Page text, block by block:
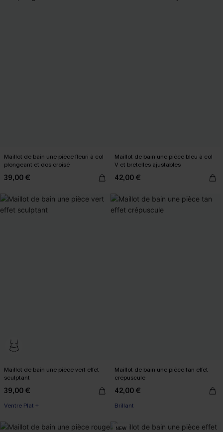
Maillot de bain une pièce fleuri à col
plongeant et dos croisé
39,00 €
Maillot de bain une pièce bleu à col
V et bretelles ajustables
42,00 €
Maillot de bain une pièce vert effet
sculptant
39,00 €
Ventre Plat +
Maillot de bain une pièce tan effet
crépuscule
42,00 €
Brillant
NEW